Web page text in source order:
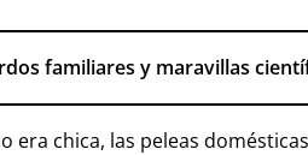
familiares y maravillas
era chica, las peleas